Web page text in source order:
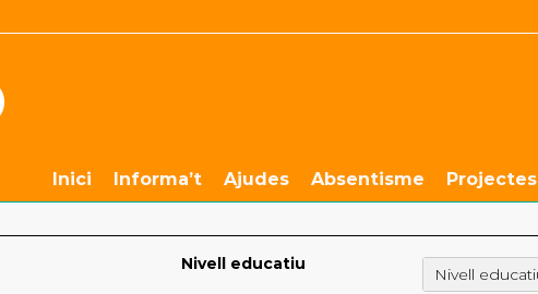
Inici Informa’t Ajudes Absentisme Projectes
Nivell educatiu
Nivell